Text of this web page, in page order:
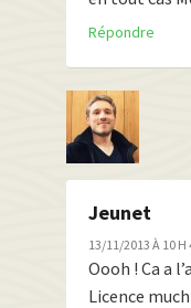
Répondre
Jeunet
13/11/2013 À 10 H
Oooh ! Ca a
Licence